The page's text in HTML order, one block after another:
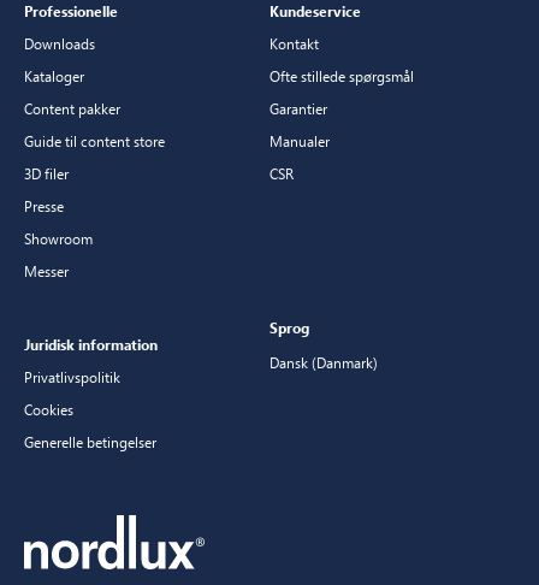
Professionelle
Downloads
Kataloger
Content pakker
Guide til content store
3D filer
Presse
Showroom
Messer
Kundeservice
Kontakt
Ofte stillede spørgsmål
Garantier
Manualer
CSR
Juridisk information
Privatlivspolitik
Cookies
Generelle betingelser
Sprog
Dansk (Danmark)